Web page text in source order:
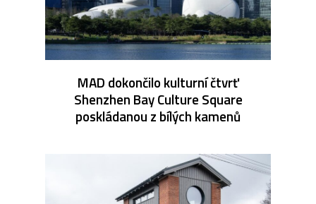
MAD dokončilo kulturní čtvrť
Shenzhen Bay Culture Square
poskládanou z bílých kamenů